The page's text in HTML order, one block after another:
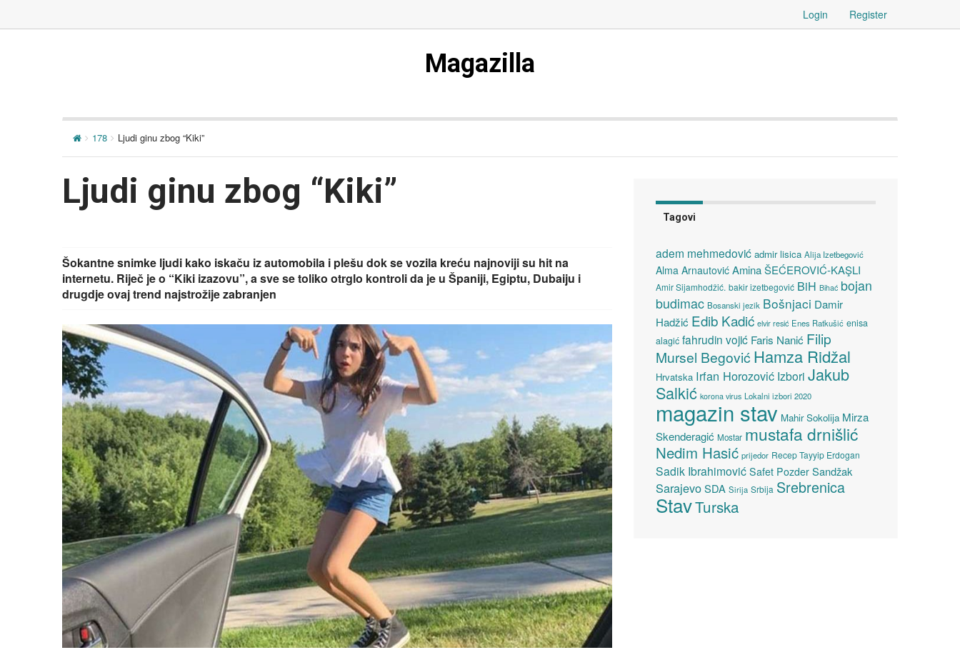
Login Register
Magazilla
178 Ljudi ginu zbog “Kiki”
Ljudi ginu zbog “Kiki”
Šokantne snimke ljudi kako iskaču iz automobila i plešu dok se vozila kreću najnoviji su hit na
internetu. Riječ je o “Kiki izazovu”, a sve se toliko otrglo kontroli da je u Španiji, Egiptu, Dubaiju i
drugdje ovaj trend najstrožije zabranjen
Tagovi
adem mehmedović admir lisica Alija Izetbegović
Alma Arnautović Amina ŠEĆEROVIĆ-KAŞLI
Amir Sijamhodžić. bakir izetbegović BiH Bihać bojan
budimac Bosanski jezik Bošnjaci Damir
Hadžić Edib Kadić elvir resić Enes Ratkušić enisa
alagić fahrudin vojić Faris Nanić Filip
Mursel Begović Hamza Ridžal
Hrvatska Irfan Horozović Izbori Jakub
Salkić korona virus Lokalni izbori 2020
magazin stav Mahir Sokolija Mirza
Skenderagić Mostar mustafa drnišlić
Nedim Hasić prijedor Recep Tayyip Erdogan
Sadik Ibrahimović Safet Pozder Sandžak
SarajevoSDA Sirija Srbija Srebrenica
StavTurska